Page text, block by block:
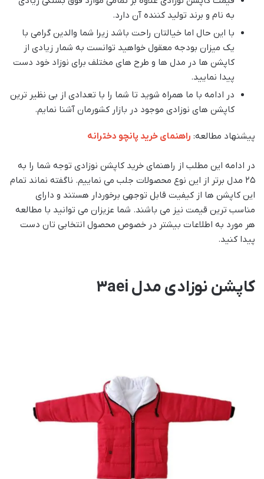
به نام و برند تولید کننده آن دارد.
با این حال اما خیالتان راحت باشد زیرا شما والدین گرامی با
یک میزان بودجه معقول خواهید توانست به شمار زیادی از
کاپشن ها در مدل ها و طرح های مختلف برای نوزاد خود دست
پیدا نمایید.
در ادامه با ما همراه شوید تا شما را با تعدادی از بی نظیر ترین
کاپشن های نوزادی موجود در بازار کشورمان آشنا نمایم.
پیشنهاد مطالعه: راهنمای خرید پانچو دخترانه
در ادامه این مطلب از راهنمای خرید کاپشن نوزادی توجه شما را به
۲۵ مدل برتر از این نوع محصولات جلب می نماییم. ناگفته نماند تمام
این کاپشن ها از کیفیت قابل توجهی برخوردار هستند و دارای
مناسب ترین قیمت نیز می باشند. شما عزیزان می توانید با مطالعه
هر مورد به اطلاعات بیشتر در خصوص محصول انتخابی تان دست
پیدا کنید.
کاپشن نوزادی مدل 3aei